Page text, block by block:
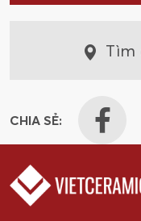
Tìm
CHIA SẺ: